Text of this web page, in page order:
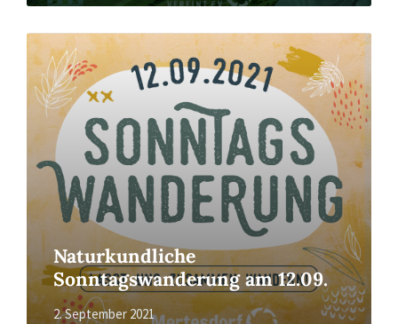
Naturkundliche
Sonntagswanderung am 12.09.
2. September 2021
Read
More